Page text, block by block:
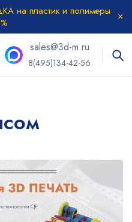
на пластик и полимеры
sales@3d-m.ru
8(495)134-42-56